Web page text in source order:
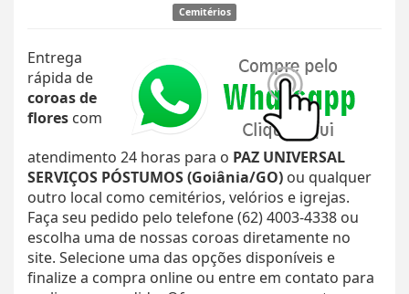
Cemitérios
Entrega
rápida de
coroas de
flores com
atendimento 24 horas para o PAZ UNIVERSAL
SERVIÇOS PÓSTUMOS (Goiânia/GO) ou qualquer
outro local como cemitérios, velórios e igrejas.
Faça seu pedido pelo telefone (62) 4003-4338 ou
escolha uma de nossas coroas diretamente no
site. Selecione uma das opções disponíveis e
finalize a compra online ou entre em contato para